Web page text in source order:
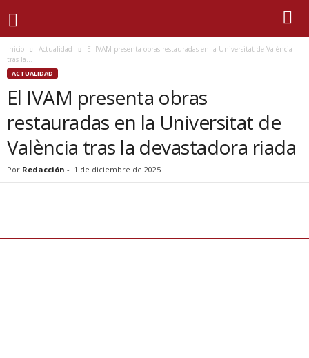
Inicio Actualidad
El IVAM presenta obras restauradas en la Universitat de València
tras la...
ACTUALIDAD
El IVAM presenta obras
restauradas en la Universitat de
València tras la devastadora riada
Por Redacción - 1 de diciembre de 2025